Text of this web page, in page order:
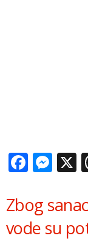
Zbog
vode su